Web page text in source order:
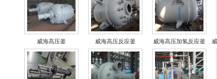
威海高压釜 威海高压反应釜 威海高压加氢反应釜